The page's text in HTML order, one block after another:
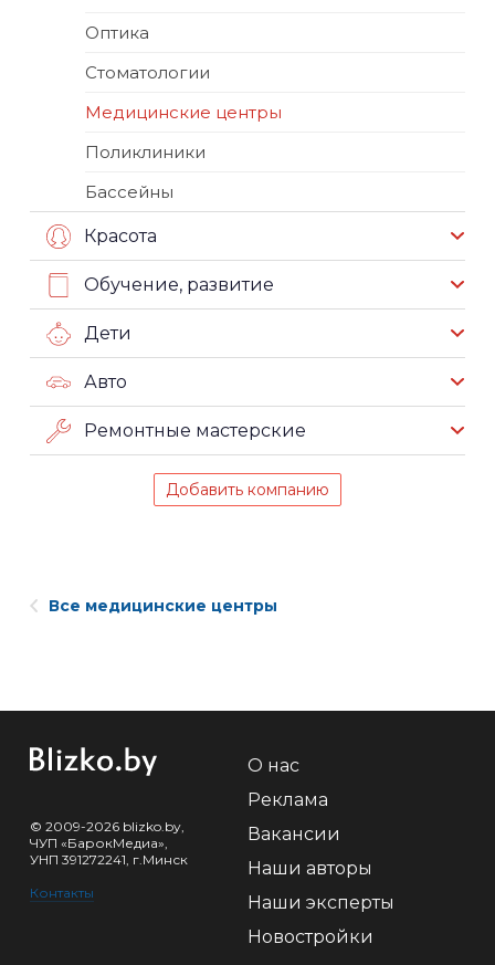
Оптика
Стоматологии
Медицинские центры
Поликлиники
Бассейны
Красота
Обучение, развитие
Дети
Авто
Ремонтные мастерские
Добавить компанию
Все медицинские центры
© 2009-2026 blizko.by,
ЧУП «БарокМедиа»,
УНП 391272241, г.Минск
Контакты
О нас
Реклама
Вакансии
Наши авторы
Наши эксперты
Новостройки